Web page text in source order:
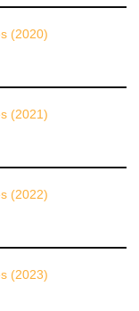
(2020)
(2021)
(2022)
(2023)